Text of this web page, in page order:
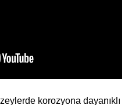
korozyona dayanıklı